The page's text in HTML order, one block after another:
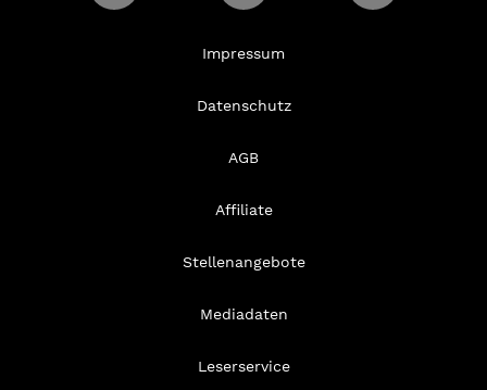
Impressum
Datenschutz
AGB
Affiliate
Stellenangebote
Mediadaten
Leserservice